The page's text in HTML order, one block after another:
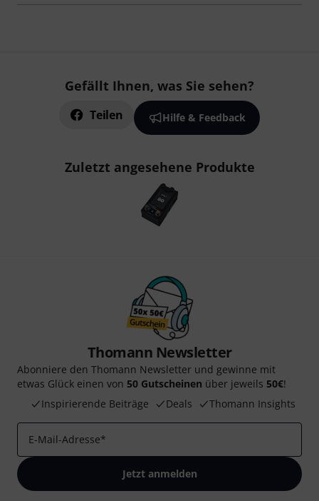
Gefällt Ihnen, was Sie sehen?
Teilen Hilfe & Feedback
Zuletzt angesehene Produkte
Thomann Newsletter
Abonniere den Thomann Newsletter und gewinne mit
etwas Glück einen von 50 Gutscheinen über jeweils 50€!
Inspirierende Beiträge
Deals Thomann Insights
E-Mail-Adresse*
Jetzt anmelden